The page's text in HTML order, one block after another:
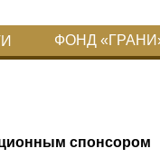
ФОНД
спонсором